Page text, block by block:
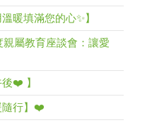
暖填滿您的心✨】
親屬教育座談會：讓愛
❤️ 】
隨行】❤️